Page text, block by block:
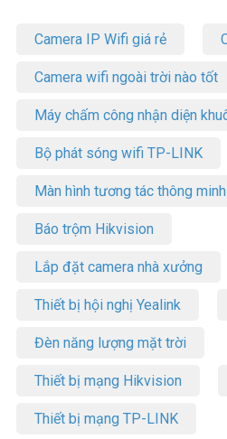
Camera IP Wifi giá rẻ
Camera wifi ngoài trời nào tốt
Máy chấm công nhận diện
Bộ phát sóng wifi TP-LINK
Màn hình tương tác thông minh
Báo trộm Hikvision
Lắp đặt camera nhà xưởng
Thiết bị hội nghị Yealink
Đèn năng lượng mặt trời
Thiết bị mạng Hikvision
Thiết bị mạng TP-LINK